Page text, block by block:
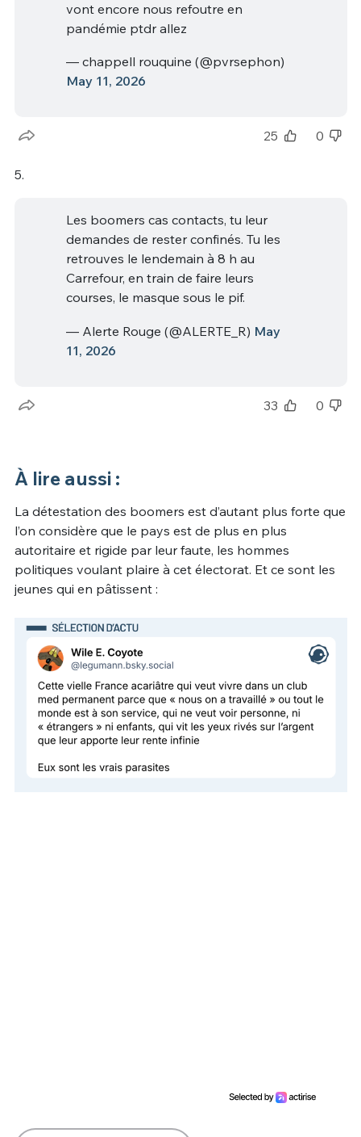
vont encore nous refoutre en
pandémie ptdr allez
— chappell rouquine (@pvrsephon)
May 11, 2026
25 0
5.
Les boomers cas contacts, tu leur
demandes de rester confinés. Tu les
retrouves le lendemain à 8 h au
Carrefour, en train de faire leurs
courses, le masque sous le pif.
— Alerte Rouge (@ALERTE_R) May
11, 2026
33 0
À lire aussi :
La détestation des boomers est d’autant plus forte que
l’on considère que le pays est de plus en plus
autoritaire et rigide par leur faute, les hommes
politiques voulant plaire à cet électorat. Et ce sont les
jeunes qui en pâtissent :